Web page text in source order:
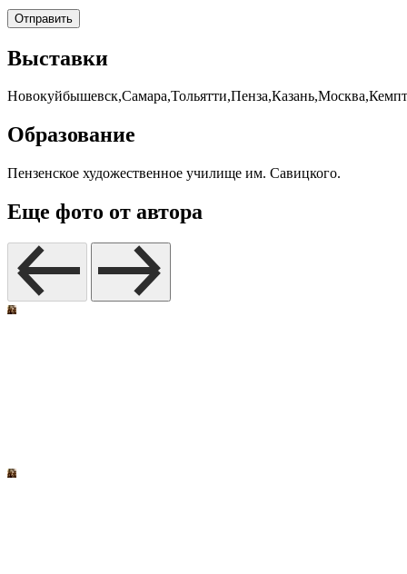
Выставки
Образование
Пензенское художественное училище им. Савицкого.
Еще фото от автора